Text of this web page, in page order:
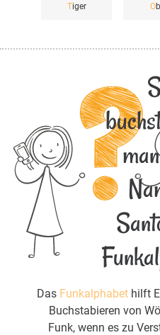
Tiger O
Das Funkalphabet hilft
Buchstabieren von
Funk, wenn es zu